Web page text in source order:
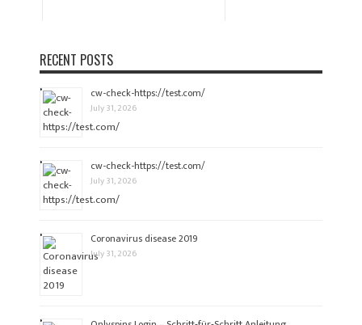
RECENT POSTS
cw-check-https://test.com/
July 31, 2026
cw-check-https://test.com/
July 31, 2026
Coronavirus disease 2019
July 31, 2026